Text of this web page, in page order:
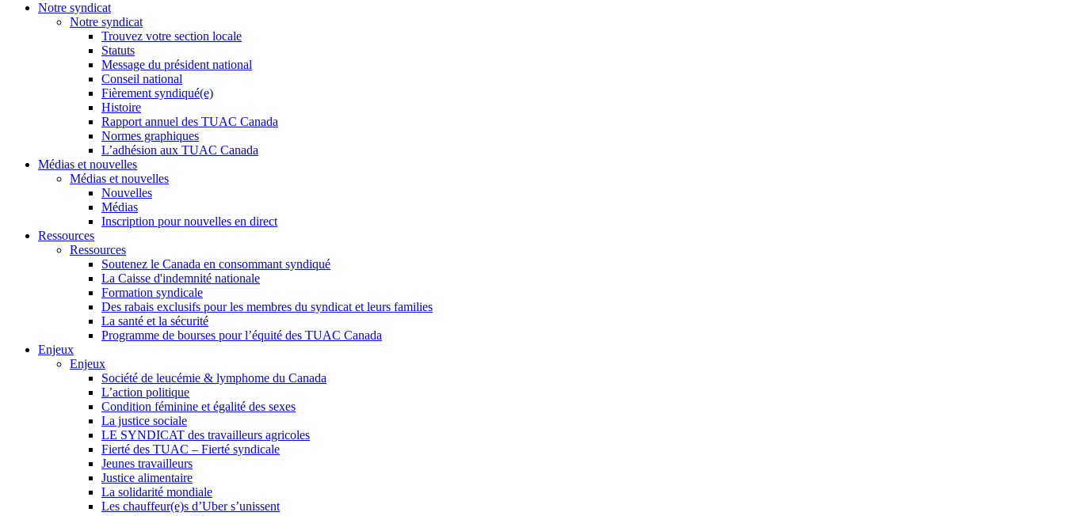
Notre syndicat
Notre syndicat
Trouvez votre section locale
Statuts
Message du président national
Conseil national
Fièrement syndiqué(e)
Histoire
Rapport annuel des TUAC Canada
Normes graphiques
L’adhésion aux TUAC Canada
Médias et nouvelles
Médias et nouvelles
Nouvelles
Médias
Inscription pour nouvelles en direct
Ressources
Ressources
Soutenez le Canada en consommant syndiqué
La Caisse d'indemnité nationale
Formation syndicale
Des rabais exclusifs pour les membres du syndicat et leurs families
La santé et la sécurité
Programme de bourses pour l’équité des TUAC Canada
Enjeux
Enjeux
Société de leucémie & lymphome du Canada
L’action politique
Condition féminine et égalité des sexes
La justice sociale
LE SYNDICAT des travailleurs agricoles
Fierté des TUAC – Fierté syndicale
Jeunes travailleurs
Justice alimentaire
La solidarité mondiale
Les chauffeur(e)s d’Uber s’unissent